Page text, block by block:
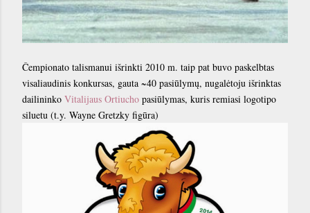
Čempionato talismanui išrinkti 2010 m. taip pat buvo paskelbtas
visaliaudinis konkursas, gauta ~40 pasiūlymų, nugalėtoju išrinktas
dailininko Vitalijaus Ortiucho pasiūlymas, kuris remiasi logotipo
siluetu (t.y. Wayne Gretzky figūra)